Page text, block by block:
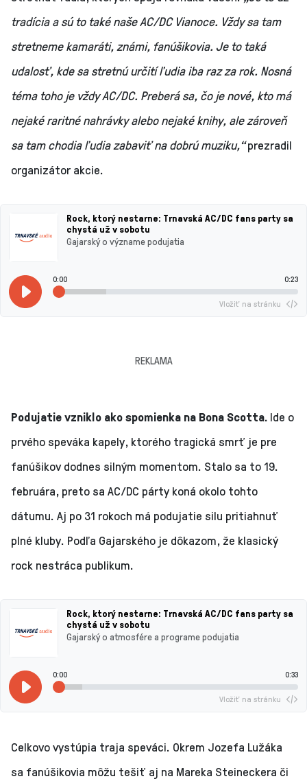
tradícia a sú to také naše AC/DC Vianoce. Vždy sa tam
stretneme kamaráti, známi, fanúšikovia. Je to taká
udalosť, kde sa stretnú určití ľudia iba raz za rok. Nosná
téma toho je vždy AC/DC. Preberá sa, čo je nové, kto má
nejaké raritné nahrávky alebo nejaké knihy, ale zároveň
sa tam chodia ľudia zabaviť na dobrú muziku,“prezradil
organizátor akcie.
Rock, ktorý nestarne: Trnavská AC/DC fans party sa
chystá už v sobotu
Gajarský o význame podujatia
0:00 0:23
Vložiť na stránku
REKLAMA
Podujatie vzniklo ako spomienka na Bona Scotta. Ide o
prvého speváka kapely, ktorého tragická smrť je pre
fanúšikov dodnes silným momentom. Stalo sa to 19.
februára, preto sa AC/DC párty koná okolo tohto
dátumu. Aj po 31 rokoch má podujatie silu pritiahnuť
plné kluby. Podľa Gajarského je dôkazom, že klasický
rock nestráca publikum.
Rock, ktorý nestarne: Trnavská AC/DC fans party sa
chystá už v sobotu
Gajarský o atmosfére a programe podujatia
0:00 0:33
Vložiť na stránku
Celkovo vystúpia traja speváci. Okrem Jozefa Lužáka
sa fanúšikovia môžu tešiť aj na Mareka Steineckera či